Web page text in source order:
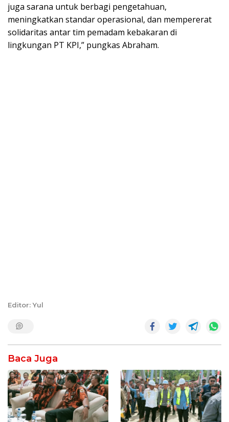
juga sarana untuk berbagi pengetahuan,
meningkatkan standar operasional, dan mempererat
solidaritas antar tim pemadam kebakaran di
lingkungan PT KPI,” pungkas Abraham.
Editor: Yul
Baca Juga